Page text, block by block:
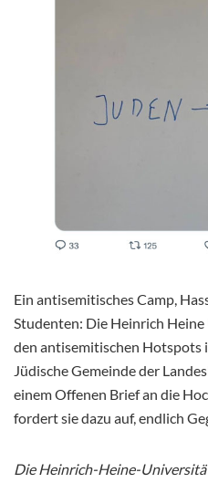
Ein antisemitisches Camp,
Studenten: Die Heinrich
den antisemitischen
Jüdische Gemeinde der
einem Offenen Brief an die
fordert sie dazu auf, endlich
Die Heinrich-Heine-